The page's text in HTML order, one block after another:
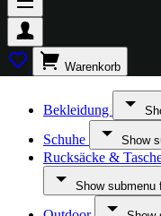
Warenkorb
Bekleidung
Schuhe Show
Rucksäcke &
Show submenu